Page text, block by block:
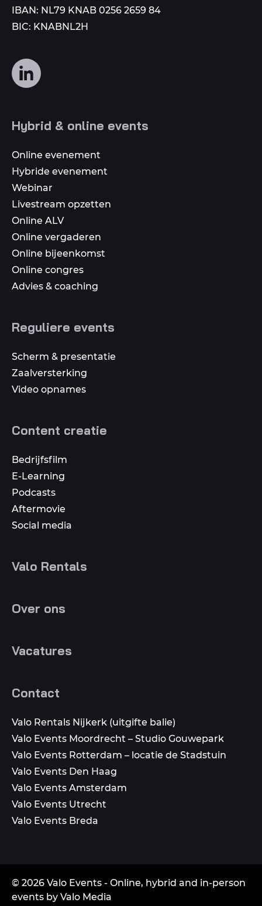
IBAN: NL79 KNAB 0256 2659 84
BIC: KNABNL2H
Volg
ons
media
Hybrid & online events
Online evenement
Hybride evenement
Webinar
Livestream opzetten
Online ALV
Online vergaderen
Online bijeenkomst
Online congres
Advies & coaching
Reguliere events
Scherm & presentatie
Zaalversterking
Video opnames
Content creatie
Bedrijfsfilm
E-Learning
Podcasts
Aftermovie
Social media
Valo Rentals
Over ons
Vacatures
Contact
Valo Rentals Nijkerk (uitgifte balie)
Valo Events Moordrecht – Studio Gouwepark
Valo Events Rotterdam – locatie de Stadstuin
Valo Events Den Haag
Valo Events Amsterdam
Valo Events Utrecht
Valo Events Breda
© 2026 Valo Events - Online, hybrid and in-person
events by Valo Media